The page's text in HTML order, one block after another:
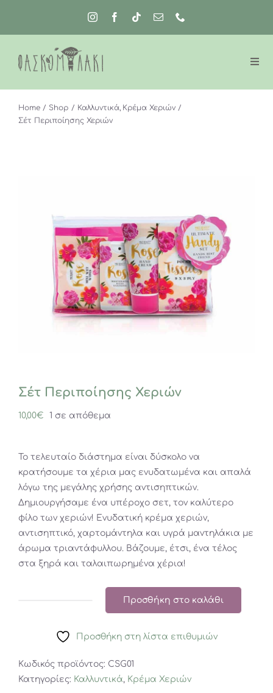
περιεχόμενο
Home Shop Καλλυντικά Κρέμα Χεριών
Σέτ Περιποίησης Χεριών
Σέτ Περιποίησης Χεριών
10,00€ 1 σε απόθεμα
Το τελευταίο διάστημα είναι δύσκολο να
κρατήσουμε τα χέρια μας ενυδατωμένα και απαλά
λόγω της μεγάλης χρήσης αντισηπτικών.
Δημιουργήσαμε ένα υπέροχο σετ, τον καλύτερο
φίλο των χεριών! Ενυδατική κρέμα χεριών,
αντισηπτικό, χαρτομάντηλα και υγρά μαντηλάκια με
άρωμα τριαντάφυλλου. Βάζουμε, έτσι, ένα τέλος
στα ξηρά και ταλαιπωρημένα χέρια!
Χεριών
Προσθήκη στο καλάθι
Προσθήκη στη λίστα επιθυμιών
Κωδικός προϊόντος: CSG01
Κατηγορίες: Καλλυντικά, Κρέμα Χεριών